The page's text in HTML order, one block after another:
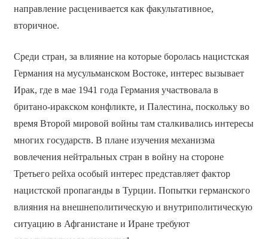
направление расценивается как факультативное,
вторичное.
Среди стран, за влияние на которые боролась нацистская
Германия на мусульманском Востоке, интерес вызывает
Ирак, где в мае 1941 года Германия участвовала в
британо-иракском конфликте, и Палестина, поскольку во
время Второй мировой войны там сталкивались интересы
многих государств. В плане изучения механизма
вовлечения нейтральных стран в войну на стороне
Третьего рейха особый интерес представляет фактор
нацистской пропаганды в Турции. Попытки германского
влияния на внешнеполитическую и внутриполитическую
ситуацию в Афганистане и Иране требуют